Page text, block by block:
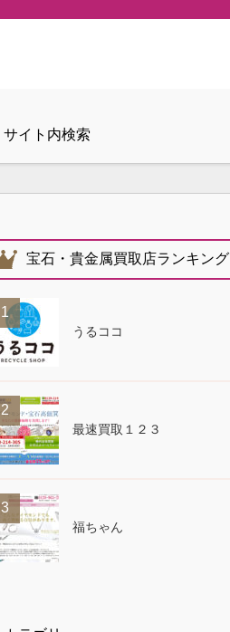
サイト内検索
宝石・貴金属買取店ランキング
1
うるココ
2
最速買取１２３
3
福ちゃん